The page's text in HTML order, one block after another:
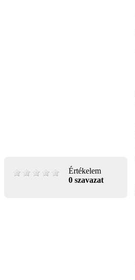
Értékelem
0 szavazat